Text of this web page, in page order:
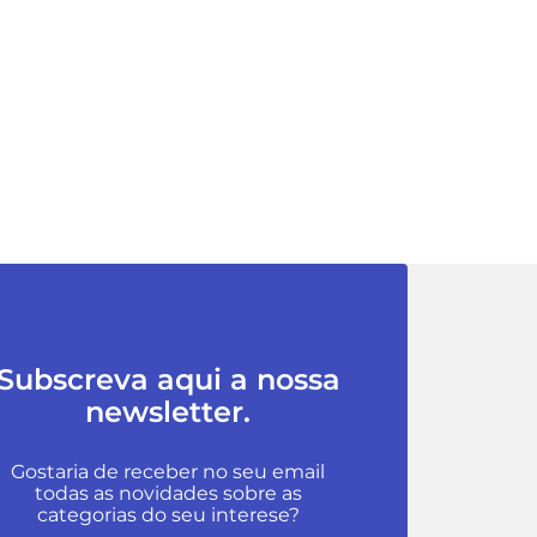
aqui a nossa
newsletter.
Gostaria de receber no seu email
todas as novidades sobre as
categorias do seu interese?